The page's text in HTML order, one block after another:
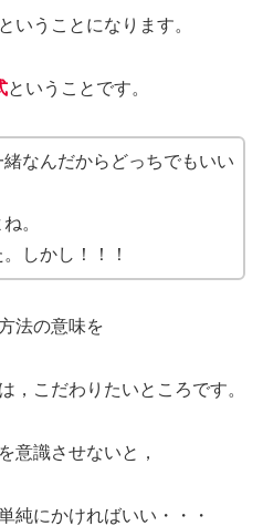
ということになります。
ということです。
なんだからどっちでもいい
。
しかし！！！
法の意味を
，こだわりたいところです。
を意識させないと，
純にかければいい・・・